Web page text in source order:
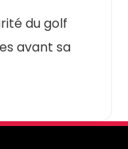
du golf
avant sa